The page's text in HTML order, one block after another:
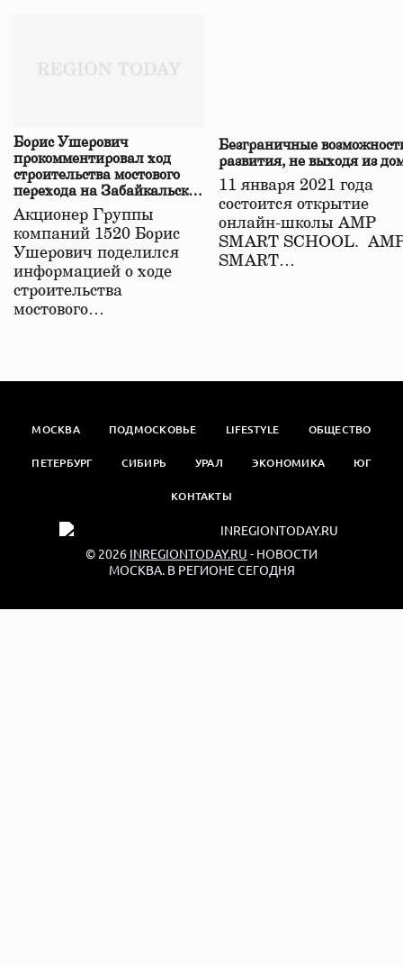
Борис Ушерович
прокомментировал ход
строительства мостового
перехода на Забайкальской
железной дороге
Акционер Группы
компаний 1520 Борис
Ушерович поделился
информацией о ходе
строительства
мостового…
Безграничные
развития, не выходя из
11 января 2021 года
состоится открытие
онлайн-школы АМР
SMART SCHOOL.
SMART…
МОСКВА ПОДМОСКОВЬЕ LIFESTYLE ОБЩЕСТВО
ПЕТЕРБУРГ СИБИРЬ УРАЛ ЭКОНОМИКА ЮГ
КОНТАКТЫ
© 2026 INREGIONTODAY.RU - НОВОСТИ
МОСКВА. В РЕГИОНЕ СЕГОДНЯ